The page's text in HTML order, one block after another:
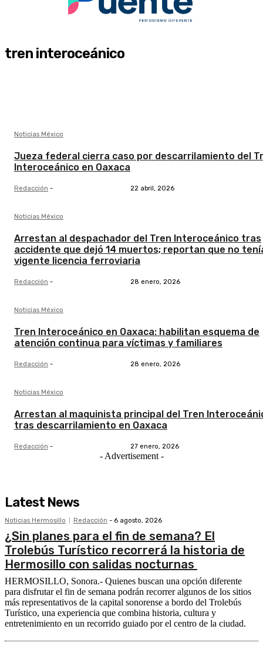
tren interoceánico
Noticias México
Jueza federal cierra caso por descarrilamiento del
Interoceánico en Oaxaca
Redacción - 22 abril, 2026
Noticias México
Arrestan al despachador del Tren Interoceánico tras
accidente que dejó 14 muertos; reportan que no
vigente licencia ferroviaria
Redacción - 28 enero, 2026
Noticias México
Tren Interoceánico en Oaxaca: habilitan esquema de
atención continua para víctimas y familiares
Redacción - 28 enero, 2026
Noticias México
Arrestan al maquinista principal del Tren
tras descarrilamiento en Oaxaca
Redacción - 27 enero, 2026
- Advertisement -
Latest News
Noticias Hermosillo Redacción - 6 agosto, 2026
¿Sin planes para el fin de semana? El
Trolebús Turístico recorrerá la historia de
Hermosillo con salidas nocturnas
HERMOSILLO, Sonora.- Quienes buscan una opción diferente
para disfrutar el fin de semana podrán recorrer algunos de los sitios
más representativos de la capital sonorense a bordo del Trolebús
Turístico, una experiencia que combina historia, cultura y
entretenimiento en un recorrido guiado por el centro de la ciudad.